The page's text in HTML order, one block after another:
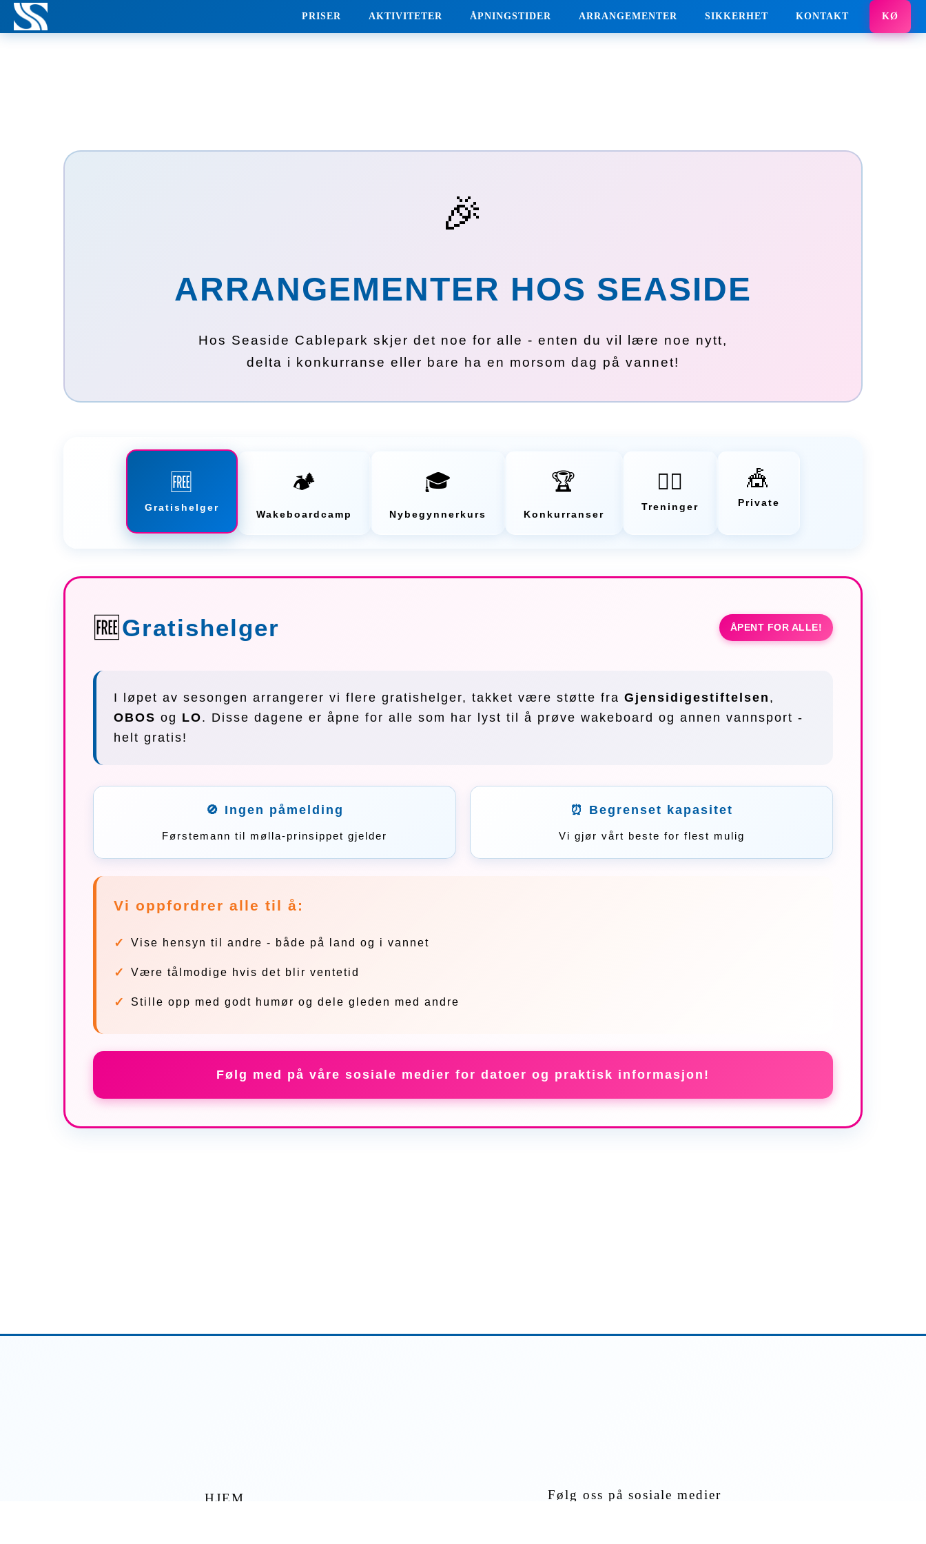
PRISER AKTIVITETER ÅPNINGSTIDER ARRANGEMENTER SIKKERHET KONTAKT KØ
🎉
ARRANGEMENTER HOS SEASIDE
Hos Seaside Cablepark skjer det noe for alle - enten du vil lære noe nytt,
delta i konkurranse eller bare ha en morsom dag på vannet!
🆓
Gratishelger
🏕️
Wakeboardcamp
🎓
Nybegynnerkurs
🏆
Konkurranser
🏃‍♂️
Treninger
🎪
Private
🆓Gratishelger ÅPENT FOR ALLE!
I løpet av sesongen arrangerer vi flere gratishelger, takket være støtte fra Gjensidigestiftelsen ,
OBOS og LO. Disse dagene er åpne for alle som har lyst til å prøve wakeboard og annen vannsport -
helt gratis!
🚫 Ingen påmelding
Førstemann til mølla-prinsippet gjelder
⏰ Begrenset kapasitet
Vi gjør vårt beste for flest mulig
Vi oppfordrer alle til å:
Vise hensyn til andre - både på land og i vannet
Være tålmodige hvis det blir ventetid
Stille opp med godt humør og dele gleden med andre
Følg med på våre sosiale medier for datoer og praktisk informasjon!
HJEM
Følg oss på sosiale medier